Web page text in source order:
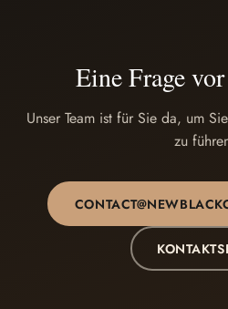
Eine Frage
Unser Team ist für Sie da, um
zu